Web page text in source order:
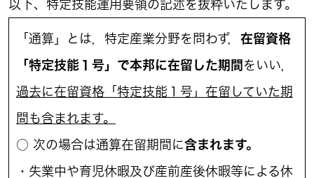
以下、特定技能運用要領の記述を抜粋いたします。
「通算」とは，特定産業分野を問わず， 在留資格
「特定技能１号」で本邦に在留した期間 をいい，
過去に在留資格「特定技能１号」在留していた期
間も含まれます。
○ 次の場合は通算在留期間に含まれます。
・失業中や育児休暇及び産前産後休暇等による休